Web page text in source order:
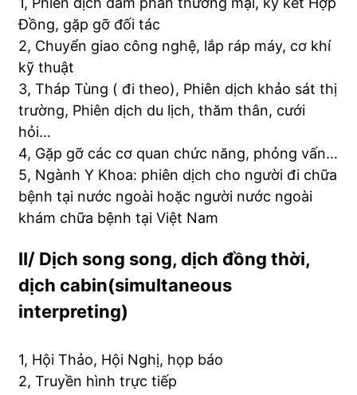
Đồng, gặp gỡ đối tác
2, Chuyển giao công nghệ, lắp ráp máy, cơ khí
kỹ thuật
3, Tháp Tùng ( đi theo), Phiên dịch khảo sát thị
trường, Phiên dịch du lịch, thăm thân, cưới
hỏi…
4, Gặp gỡ các cơ quan chức năng, phỏng vấn…
5, Ngành Y Khoa: phiên dịch cho người đi chữa
bệnh tại nước ngoài hoặc người nước ngoài
khám chữa bệnh tại Việt Nam
II/ Dịch song song, dịch đồng thời,
dịch cabin(simultaneous
interpreting)
1, Hội Thảo, Hội Nghị, họp báo
2, Truyền hình trực tiếp